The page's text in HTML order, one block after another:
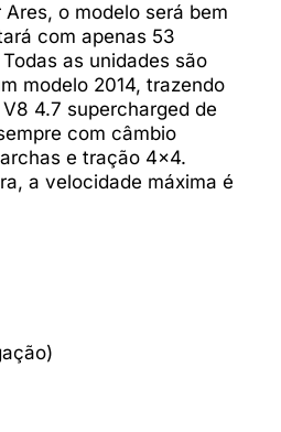
o modelo será bem
com apenas 53
as unidades são
modelo 2014, trazendo
4.7 supercharged de
com câmbio
e tração 4×4.
a velocidade máxima é